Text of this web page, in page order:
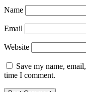
Name
Email
Website
Save my name,
time I comment.